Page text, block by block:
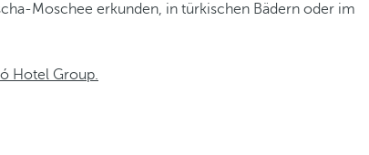
Moschee erkunden, in türkischen Bädern oder im
Hotel Group.